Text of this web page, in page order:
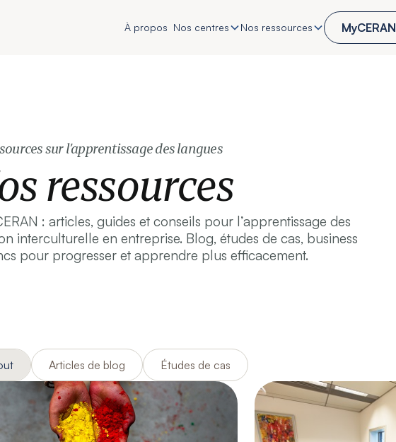
À propos Nos centres Nos ressources MyCERAN
sur l’apprentissage des langues
ressources
: articles, guides et conseils pour l’apprentissage des
interculturelle en entreprise. Blog, études de cas, business
pour progresser et apprendre plus efficacement.
Articles de blog Études de cas